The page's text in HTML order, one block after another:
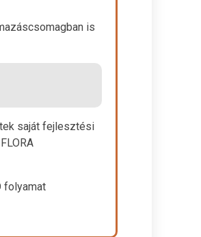
is
saját fejlesztési
folyamat